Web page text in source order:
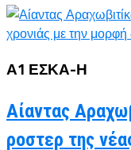
Α1 ΕΣΚΑ-Η
Αίαντας
ροστερ της